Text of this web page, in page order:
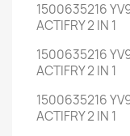
1500635216
ACTIFRY 2 IN 1
1500635216
ACTIFRY 2 IN 1
1500635216
ACTIFRY 2 IN 1